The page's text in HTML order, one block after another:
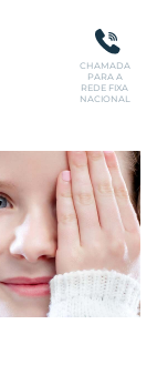
CHAMADA
PARA A
REDE FIXA
NACIONAL